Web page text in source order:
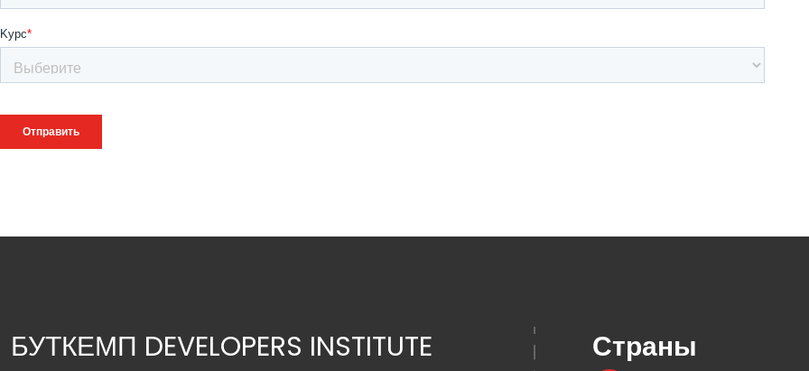
БУТКЕМП DEVELOPERS INSTITUTE
Страны